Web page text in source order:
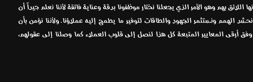
اللائق بهم وهو الأمر الذي يجعلنا نختار موظفونا بدقة وعناية فائقة لأننا نعلم جيداً أن
الهمم ونستثمر الجهود والطاقات لتوفير ما يطمح إليه عملاؤنا. ولأننا نؤمن بأن
أرقى المعايير المتبعة كل هذا لنصل إلى قلوب العملاء كما وصلنا إلى عقولهم،